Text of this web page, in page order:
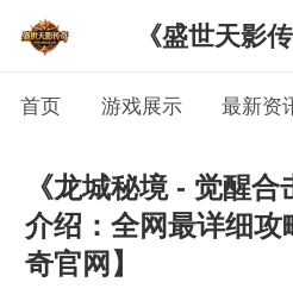
《盛世天影
首页 游戏展示 最新资
《龙城秘境 - 觉醒
介绍：全网最详细攻
奇官网】